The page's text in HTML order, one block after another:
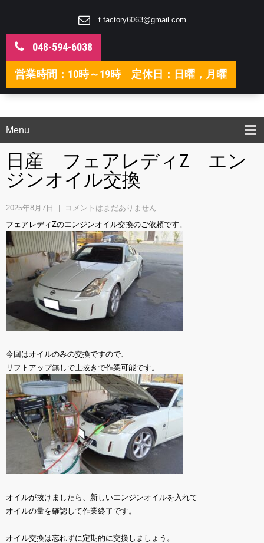
t.factory6063@gmail.com
048-594-6038
営業時間：10時～19時 定休日：日曜，月曜
Menu
日産 フェアレディZ エン
ジンオイル交換
2025年8月7日
コメントはまだありません
フェアレディZのエンジンオイル交換のご依頼です。
今回はオイルのみの交換ですので、
リフトアップ無しで上抜きで作業可能です。
オイルが抜けましたら、新しいエンジンオイルを入れて
オイルの量を確認して作業終了です。
オイル交換は忘れずに定期的に交換しましょう。